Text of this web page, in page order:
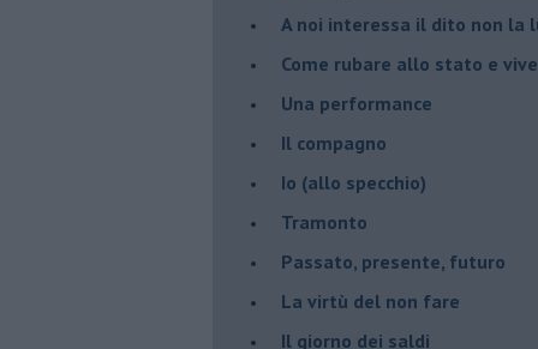
A noi interessa il dito non la
Come rubare allo stato e
Una performance
Il compagno
​Io (allo specchio)
Tramonto
Passato, presente, futuro
La virtù del non fare
Il giorno dei saldi